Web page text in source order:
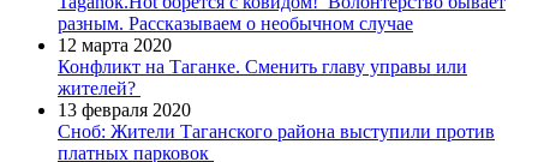
разным. Рассказываем о необычном случае
12 марта 2020
Конфликт на Таганке. Сменить главу управы или
жителей?
13 февраля 2020
Сноб: Жители Таганского района выступили против
платных парковок